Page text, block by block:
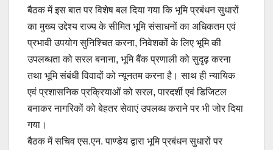
बैठक में इस बात पर विशेष बल दिया गया कि भूमि प्रबंधन सुधारों
का मुख्य उद्देश्य राज्य के सीमित भूमि संसाधनों का अधिकतम एवं
प्रभावी उपयोग सुनिश्चित करना, निवेशकों के लिए भूमि की
उपलब्धता को सरल बनाना, भूमि बैंक प्रणाली को सुदृढ़ करना
तथा भूमि संबंधी विवादों को न्यूनतम करना है। साथ ही न्यायिक
एवं प्रशासनिक प्रक्रियाओं को सरल, पारदर्शी एवं डिजिटल
बनाकर नागरिकों को बेहतर सेवाएं उपलब्ध कराने पर भी जोर दिया
गया।
बैठक में सचिव एस.एन. पाण्डेय द्वारा भूमि प्रबंधन सुधारों पर